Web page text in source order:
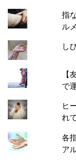
指
ル
し
【
で
ヒ
れ
各
ア